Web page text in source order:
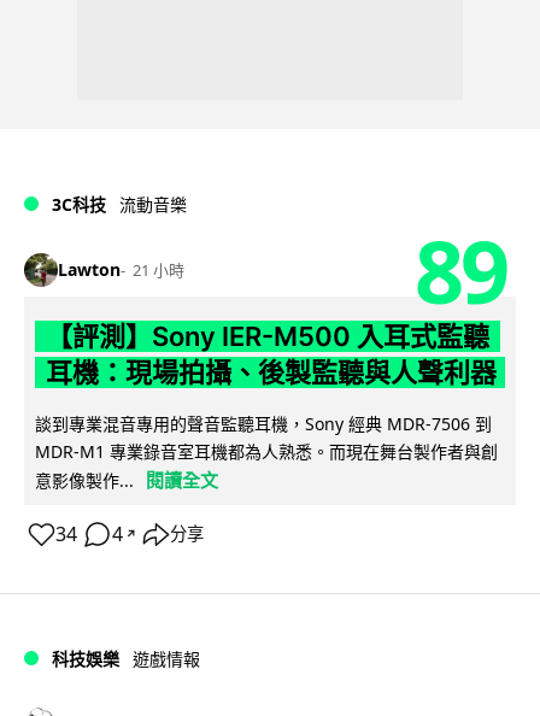
3C科技 流動音樂
Lawton 21 小時 89
【評測】Sony IER-M500 入耳式監聽
耳機：現場拍攝、後製監聽與人聲利器
談到專業混音專用的聲音監聽耳機，Sony 經典 MDR-7506 到
MDR-M1 專業錄音室耳機都為人熟悉。而現在舞台製作者與創
意影像製作...
閱讀全文
34 4 ↗ 分享
科技娛樂 遊戲情報